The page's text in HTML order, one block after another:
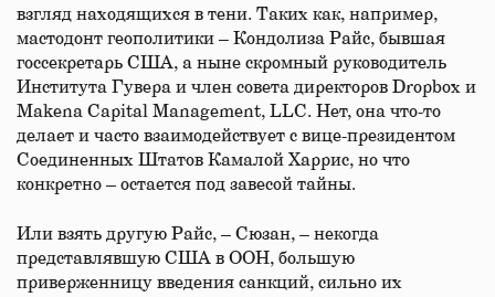
взгляд находящихся в тени. Таких как, например,
мастодонт геополитики – Кондолиза Райс, бывшая
госсекретарь США, а ныне скромный руководитель
Института Гувера и член совета директоров Dropbox и
Makena Capital Management, LLC. Нет, она что-то
делает и часто взаимодействует с вице-президентом
Соединенных Штатов Камалой Харрис, но что
конкретно – остается под завесой тайны.
Или взять другую Райс, – Сюзан, – некогда
представлявшую США в ООН, большую
приверженницу введения санкций, сильно их